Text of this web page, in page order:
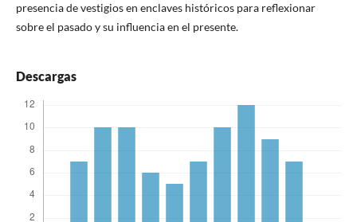
presencia de vestigios en enclaves históricos para reflexionar
sobre el pasado y su influencia en el presente.
Descargas